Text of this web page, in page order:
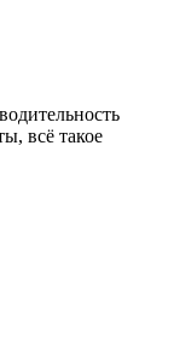
всё такое